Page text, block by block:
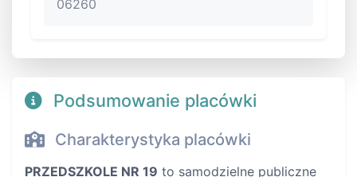
06260
Podsumowanie placówki
Charakterystyka placówki
PRZEDSZKOLE NR 19 to samodzielne publiczne